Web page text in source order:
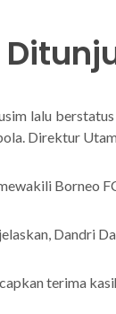
lalu
Direktur
Borneo
Dandri
terima